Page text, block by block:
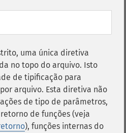
uma única diretiva
no topo do arquivo. Isto
de tipificação para
arquivo. Esta diretiva não
de tipo de parâmetros,
de funções (veja
), funções internas do